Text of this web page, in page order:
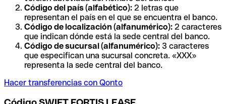
Código del país (alfabético): 2 letras que
representan el país en el que se encuentra el banco.
Código de localización (alfanumérico): 2 caracteres
que indican dónde está la sede central del banco.
Código de sucursal (alfanumérico): 3 caracteres
que especifican una sucursal concreta. «XXX»
representa la sede central del banco.
Hacer transferencias con Qonto